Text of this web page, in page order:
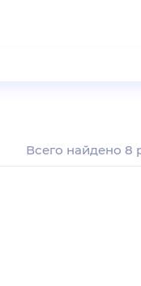
Всего найдено 8